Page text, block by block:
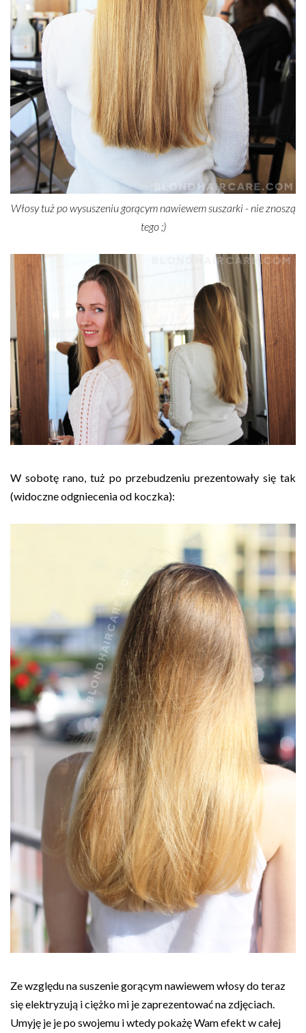
Włosy tuż po wysuszeniu gorącym nawiewem suszarki - nie znoszą
tego ;)
W sobotę rano, tuż po przebudzeniu prezentowały się tak
(widoczne odgniecenia od koczka):
Ze względu na suszenie gorącym nawiewem włosy do teraz
się elektryzują i ciężko mi je zaprezentować na zdjęciach.
Umyję je je po swojemu i wtedy pokażę Wam efekt w całej